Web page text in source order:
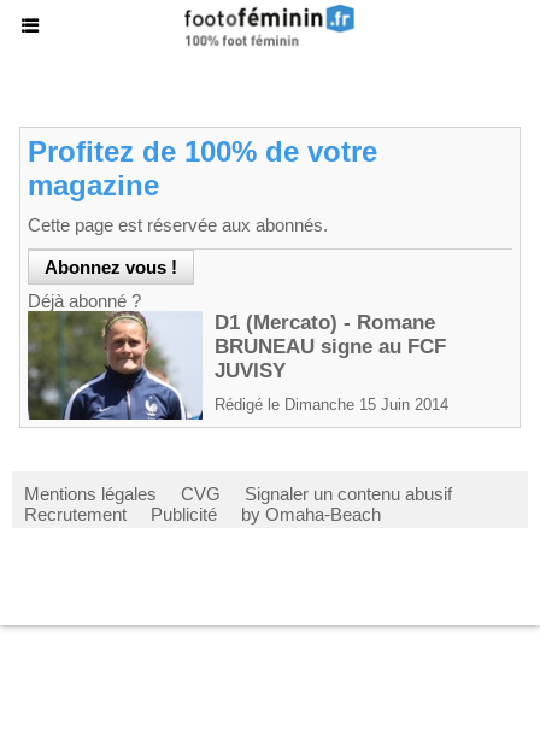
Profitez de 100% de votre
magazine
Cette page est réservée aux abonnés.
Déjà abonné ?
D1 (Mercato) - Romane
BRUNEAU signe au FCF
JUVISY
Rédigé le Dimanche 15 Juin 2014
Mentions légales CVG
Signaler un contenu abusif
Recrutement
Publicité by Omaha-Beach